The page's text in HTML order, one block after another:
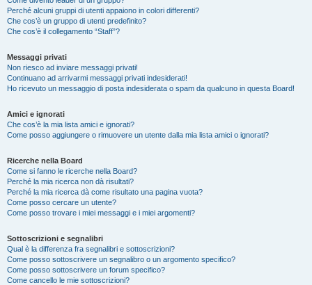
Perché alcuni gruppi di utenti appaiono in colori differenti?
Che cos’è un gruppo di utenti predefinito?
Che cos’è il collegamento “Staff”?
Messaggi privati
Non riesco ad inviare messaggi privati!
Continuano ad arrivarmi messaggi privati indesiderati!
Ho ricevuto un messaggio di posta indesiderata o spam da qualcuno in questa Board!
Amici e ignorati
Che cos’è la mia lista amici e ignorati?
Come posso aggiungere o rimuovere un utente dalla mia lista amici o ignorati?
Ricerche nella Board
Come si fanno le ricerche nella Board?
Perché la mia ricerca non dà risultati?
Perché la mia ricerca dà come risultato una pagina vuota?
Come posso cercare un utente?
Come posso trovare i miei messaggi e i miei argomenti?
Sottoscrizioni e segnalibri
Qual è la differenza fra segnalibri e sottoscrizioni?
Come posso sottoscrivere un segnalibro o un argomento specifico?
Come posso sottoscrivere un forum specifico?
Come cancello le mie sottoscrizioni?